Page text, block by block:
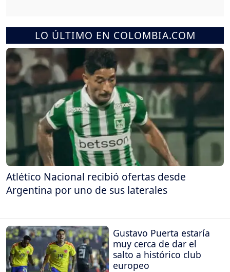
LO ÚLTIMO EN COLOMBIA.COM
Atlético Nacional recibió ofertas desde
Argentina por uno de sus laterales
Gustavo Puerta estaría
muy cerca de dar el
salto a histórico club
europeo